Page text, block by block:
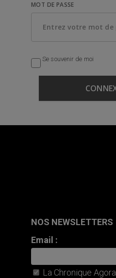
MOT DE PASSE
Se souvenir de moi
NOS NEWSLETTERS
Email :
La Chronique Agora